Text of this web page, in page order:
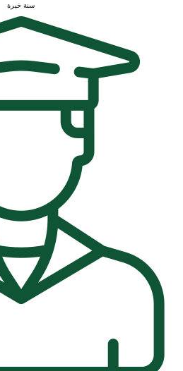
سنة خبرة